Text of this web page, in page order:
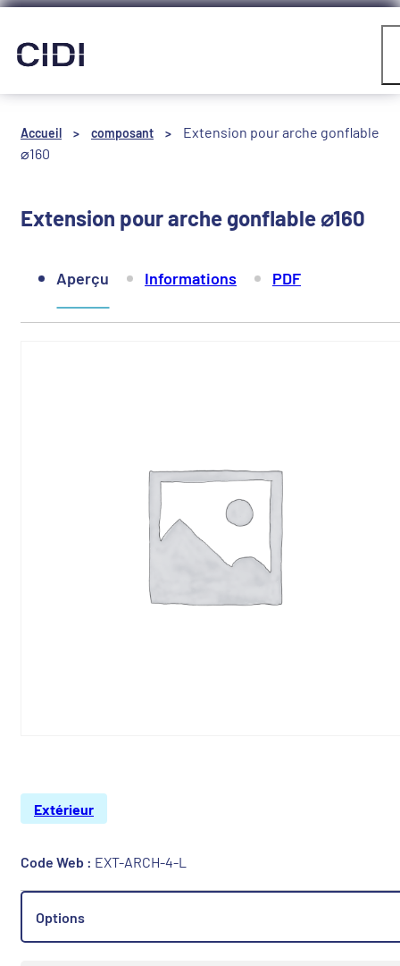
Panneau de gestion des cookies
Accueil > composant >
Extension pour arche gonflable
⌀160
Extension pour arche gonflable ⌀160
Aperçu Informations PDF
Extérieur
Code Web : EXT-ARCH-4-L
Options